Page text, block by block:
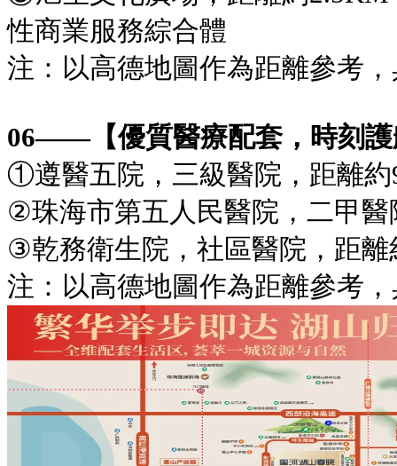
性商業服務綜合體
注：以高德地圖作為距離參考
06——【優質醫療配套，時刻護
①遵醫五院，三級醫院，距離
②珠海市第五人民醫院，二甲
③乾務衛生院，社區醫院，距離
注：以高德地圖作為距離參考